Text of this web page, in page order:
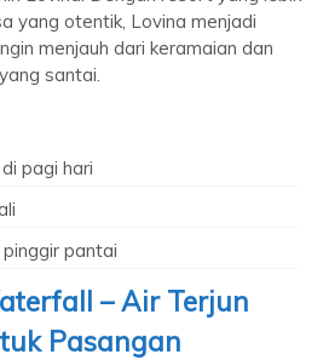
yang otentik, Lovina menjadi
menjauh dari keramaian dan
santai.
pagi hari
pantai
– Air Terjun
Pasangan